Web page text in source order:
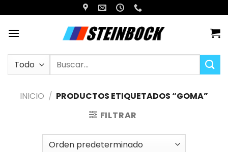
al
contenido
Buscar
INICIO / PRODUCTOS ETIQUETADOS “GOMA”
FILTRAR